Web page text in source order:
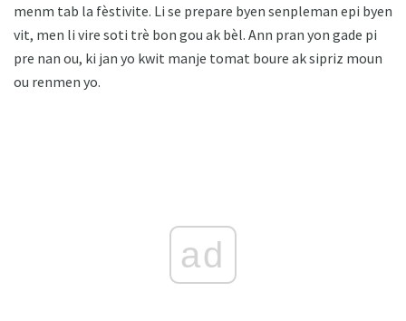
menm tab la fèstivite. Li se prepare byen senpleman epi byen
vit, men li vire soti trè bon gou ak bèl. Ann pran yon gade pi
pre nan ou, ki jan yo kwit manje tomat boure ak sipriz moun
ou renmen yo.
ad